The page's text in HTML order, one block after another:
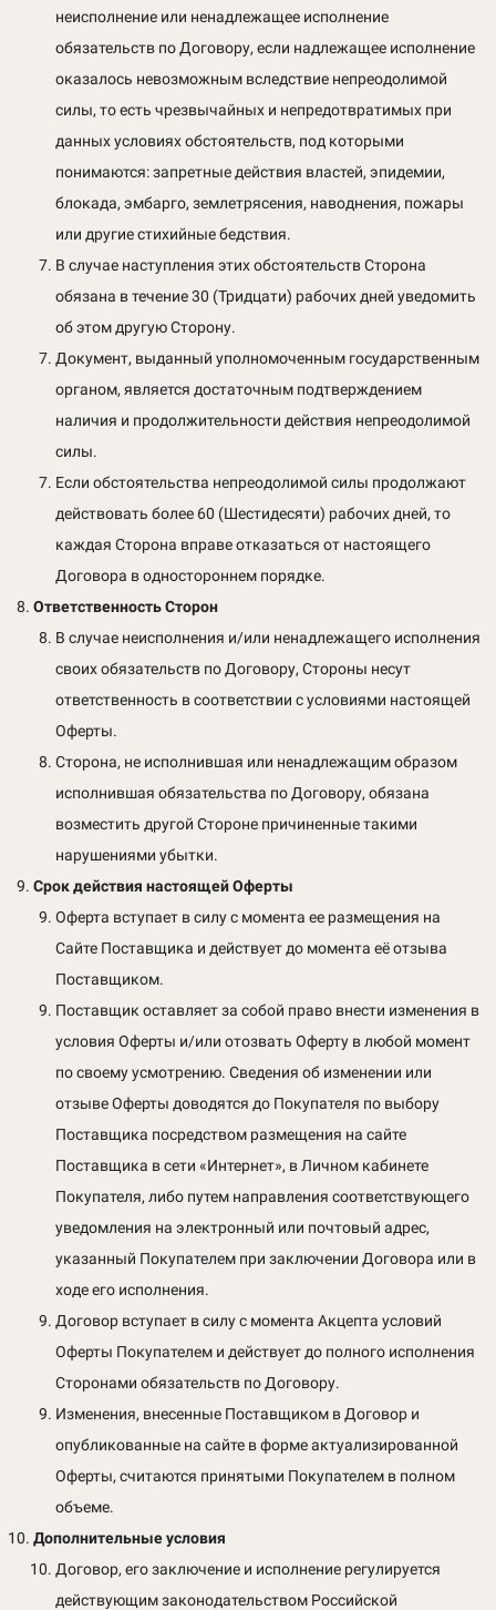
неисполнение или ненадлежащее исполнение
обязательств по Договору, если надлежащее исполнение
оказалось невозможным вследствие непреодолимой
силы, то есть чрезвычайных и непредотвратимых при
данных условиях обстоятельств, под которыми
понимаются: запретные действия властей, эпидемии,
блокада, эмбарго, землетрясения, наводнения, пожары
или другие стихийные бедствия.
В случае наступления этих обстоятельств Сторона
обязана в течение 30 (Тридцати) рабочих дней уведомить
об этом другую Сторону.
Документ, выданный уполномоченным государственным
органом, является достаточным подтверждением
наличия и продолжительности действия непреодолимой
силы.
Если обстоятельства непреодолимой силы продолжают
действовать более 60 (Шестидесяти) рабочих дней, то
каждая Сторона вправе отказаться от настоящего
Договора в одностороннем порядке.
Ответственность Сторон
В случае неисполнения и/или ненадлежащего исполнения
своих обязательств по Договору, Стороны несут
ответственность в соответствии с условиями настоящей
Оферты.
Сторона, не исполнившая или ненадлежащим образом
исполнившая обязательства по Договору, обязана
возместить другой Стороне причиненные такими
нарушениями убытки.
Срок действия настоящей Оферты
Оферта вступает в силу с момента ее размещения на
Сайте Поставщика и действует до момента её отзыва
Поставщиком.
Поставщик оставляет за собой право внести изменения в
условия Оферты и/или отозвать Оферту в любой момент
по своему усмотрению. Сведения об изменении или
отзыве Оферты доводятся до Покупателя по выбору
Поставщика посредством размещения на сайте
Поставщика в сети «Интернет», в Личном кабинете
Покупателя, либо путем направления соответствующего
уведомления на электронный или почтовый адрес,
указанный Покупателем при заключении Договора или в
ходе его исполнения.
Договор вступает в силу с момента Акцепта условий
Оферты Покупателем и действует до полного исполнения
Сторонами обязательств по Договору.
Изменения, внесенные Поставщиком в Договор и
опубликованные на сайте в форме актуализированной
Оферты, считаются принятыми Покупателем в полном
объеме.
Дополнительные условия
Договор, его заключение и исполнение регулируется
действующим законодательством Российской